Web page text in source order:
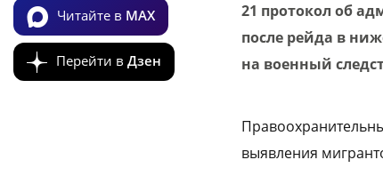
Читайте в MAX
Перейти в Дзен
21 протокол об
после рейда в
на военный
выявления